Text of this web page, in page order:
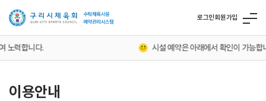
로그인회원가입
력합니다. 시설 예약은 아래에서 확인이 가능합니
이용안내